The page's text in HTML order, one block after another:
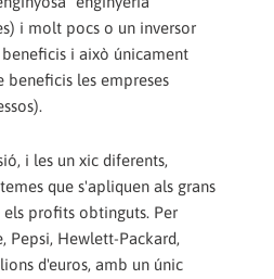
i molt pocs o un inversor
beneficis i això únicament
les empreses
i les un xic diferents,
que s'apliquen als grans
profits obtinguts. Per
Pepsi, Hewlett-Packard,
d'euros, amb un únic